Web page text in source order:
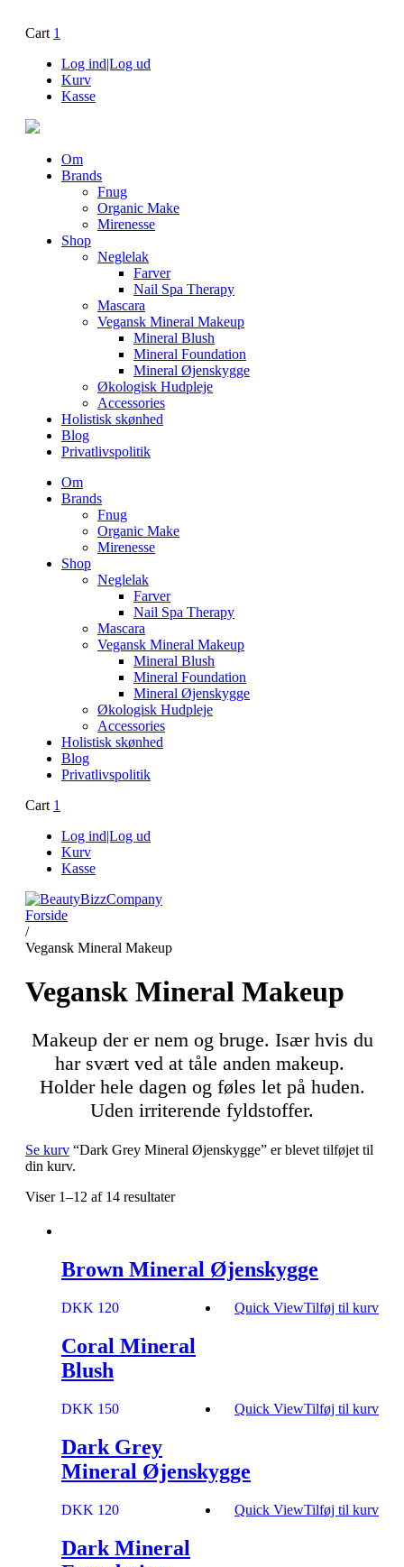
Cart 1
Log ind|Log ud
Kurv
Kasse
Om
Brands
Fnug
Organic Make
Mirenesse
Shop
Neglelak
Farver
Nail Spa Therapy
Mascara
Vegansk Mineral Makeup
Mineral Blush
Mineral Foundation
Mineral Øjenskygge
Økologisk Hudpleje
Accessories
Holistisk skønhed
Blog
Privatlivspolitik
Om
Brands
Fnug
Organic Make
Mirenesse
Shop
Neglelak
Farver
Nail Spa Therapy
Mascara
Vegansk Mineral Makeup
Mineral Blush
Mineral Foundation
Mineral Øjenskygge
Økologisk Hudpleje
Accessories
Holistisk skønhed
Blog
Privatlivspolitik
Cart 1
Log ind|Log ud
Kurv
Kasse
Forside
/
Vegansk Mineral Makeup
Vegansk Mineral Makeup
Makeup der er nem og bruge. Især hvis du
har svært ved at tåle anden makeup.
Holder hele dagen og føles let på huden.
Uden irriterende fyldstoffer.
Se kurv “Dark Grey Mineral Øjenskygge” er blevet tilføjet til
din kurv.
Viser 1–12 af 14 resultater
Brown Mineral Øjenskygge
DKK 120 Tilføj til kurv
Quick View
Coral Mineral
Blush
DKK 150 Tilføj til kurv
Quick View
Dark Grey
Mineral Øjenskygge
DKK 120 Tilføj til kurv
Quick View
Dark Mineral